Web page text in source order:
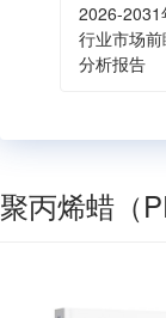
2026-2031
行业市场
分析报告
聚丙烯蜡（